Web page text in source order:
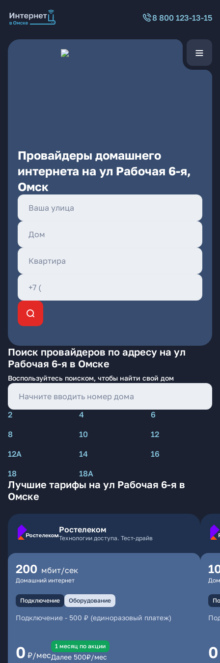
8 800 123-13-15
Провайдеры домашнего
интернета на ул Рабочая 6-я,
Омск
Поиск провайдеров по адресу на ул
Рабочая 6-я в Омске
Воспользуйтесь поиском, чтобы найти свой дом
2 4
6
8
10
12
12А
14
16
18
18А
Лучшие тарифы на ул Рабочая 6-я в
Омске
Ростелеком
Технологии доступа. Тест-драйв
200 мбит/сек
Домашний интернет
Подключение Оборудование
Подключение - 500 ₽ (единоразовый платеж)
0 ₽/мес
1 месяц по акции
Далее 500₽/мес 0